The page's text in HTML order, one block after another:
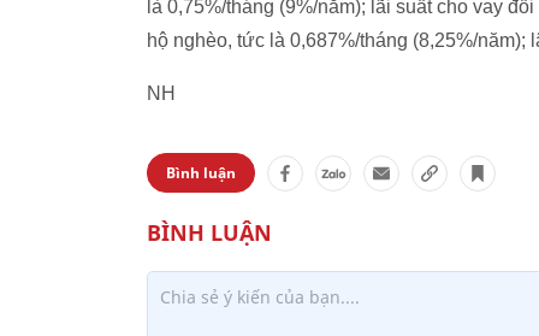
là 0,75%/tháng (9%/năm); lãi suất cho vay
hộ nghèo, tức là 0,687%/tháng (8,25%/
NH
Bình luận